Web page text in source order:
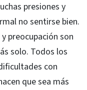
presiones y
no sentirse bien.
preocupación son
solo. Todos los
con
que sea más